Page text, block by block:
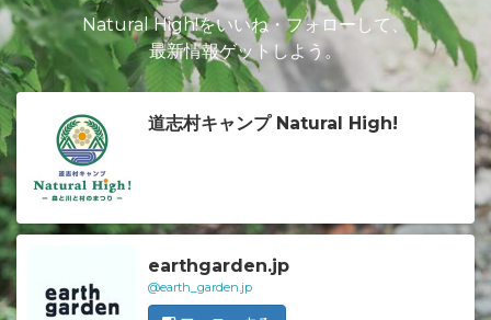
Natural High!をいいね・フォローして、
最新情報ゲットしよう。
道志村キャンプ Natural High!
earthgarden.jp
@earth_garden.jp